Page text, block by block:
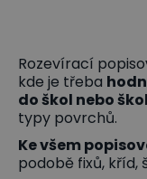
Rozevírací
kde je třeba
do škol nebo
typy povrchů.
Ke všem
podobě fixů, kříd,